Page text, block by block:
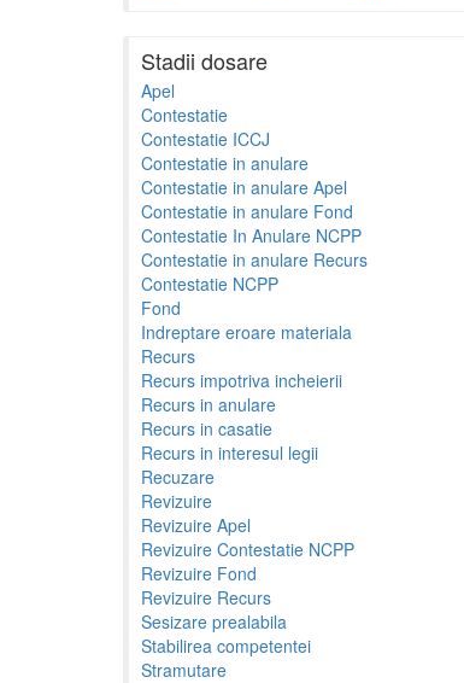
Stadii dosare
Apel
Contestatie
Contestatie ICCJ
Contestatie in anulare
Contestatie in anulare Apel
Contestatie in anulare Fond
Contestatie In Anulare NCPP
Contestatie in anulare Recurs
Contestatie NCPP
Fond
Indreptare eroare materiala
Recurs
Recurs impotriva incheierii
Recurs in anulare
Recurs in casatie
Recurs in interesul legii
Recuzare
Revizuire
Revizuire Apel
Revizuire Contestatie NCPP
Revizuire Fond
Revizuire Recurs
Sesizare prealabila
Stabilirea competentei
Stramutare